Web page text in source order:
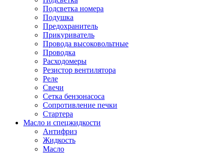
Подсветка номера
Подушка
Предохранитель
Прикуриватель
Провода высоковольтные
Проводка
Расходомеры
Резистор вентилятора
Реле
Свечи
Сетка бензонасоса
Сопротивление печки
Стартера
Масло и спецжидкости
Антифриз
Жидкость
Масло